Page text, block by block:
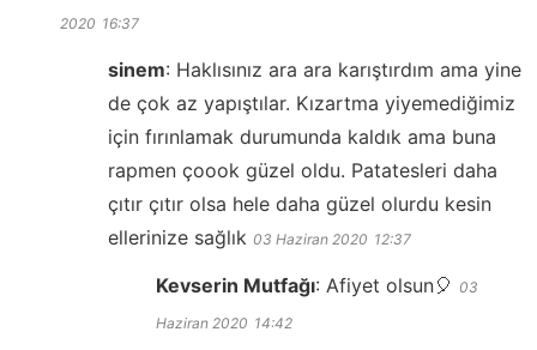
2020 16:37
sinem: Haklısınız ara ara karıştırdım ama yine
de çok az yapıştılar. Kızartma yiyemediğimiz
için fırınlamak durumunda kaldık ama buna
rapmen çoook güzel oldu. Patatesleri daha
çıtır çıtır olsa hele daha güzel olurdu kesin
ellerinize sağlık 03 Haziran 2020 12:37
Kevserin Mutfağı: Afiyet olsun🎈 03
Haziran 2020 14:42